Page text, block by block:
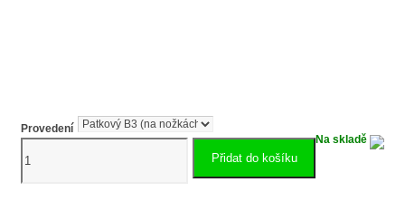
Provedení
Na skladě
2,2
kW
Přidat do košíku